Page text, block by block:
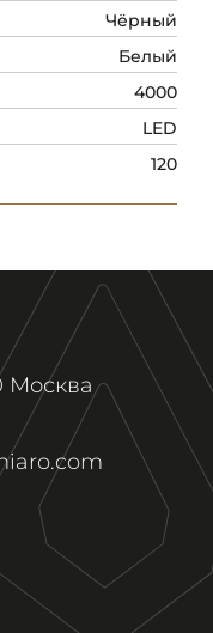
Чёрный
Белый
4000
LED
120
Москва